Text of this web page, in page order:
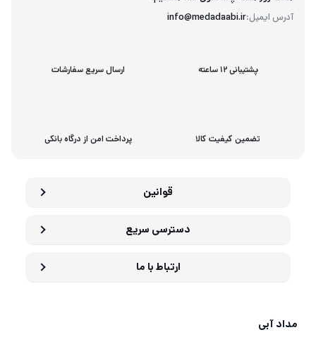
آدرس ایمیل:info@medadaabi.ir
پشتیبانی 12 ساعته ارسال سریع سفارشات
تضمین کیفیت کالا پرداخت امن از درگاه بانکی
قوانین
دسترسی سریع
ارتباط با ما
مداد آبی